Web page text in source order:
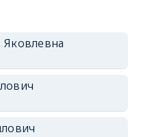
Яковлевна